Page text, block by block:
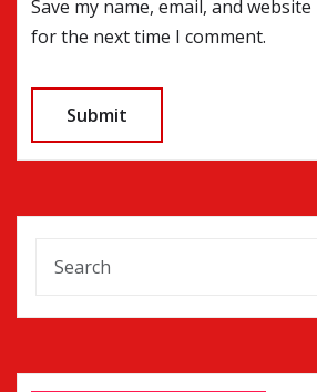
Save my name, email, and
for the next time I comment.